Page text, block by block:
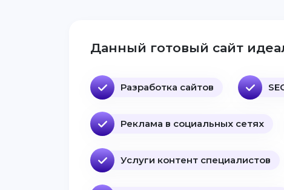
Данный готовый сайт
Разработка сайтов
Реклама в социальных сетях
Услуги контент специалистов